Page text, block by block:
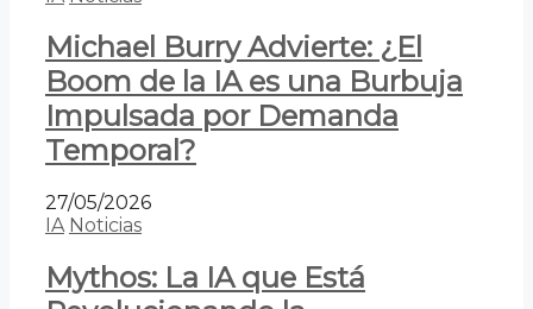
Michael Burry Advierte: ¿El
Boom de la IA es una Burbuja
Impulsada por Demanda
Temporal?
27/05/2026
IA Noticias
Mythos: La IA que Está